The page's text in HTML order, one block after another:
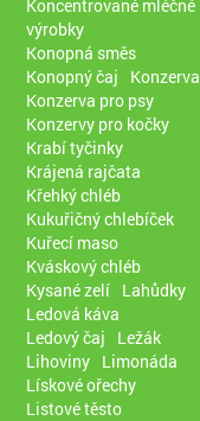
Koncentrované mléčné
výrobky
Konopná směs
Konopný čaj
Konzerva
Konzerva pro psy
Konzervy pro kočky
Krabí tyčinky
Krájená rajčata
Křehký chléb
Kukuřičný chlebíček
Kuřecí maso
Kváskový chléb
Kysané zelí Lahůdky
Ledová káva
Ledový čaj
Ležák
Lihoviny Limonáda
Lískové ořechy
Listové těsto